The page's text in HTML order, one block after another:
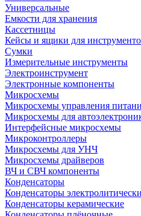
Универсальные
Емкости для хранения
Кассетницы
Кейсы и ящики для
Сумки
Измерительные инструменты
Электроинструмент
Электронные компоненты
Микросхемы
Микросхемы управления
Микросхемы для
Интерфейсные микросхемы
Микроконтроллеры
Микросхемы для УНЧ
Микросхемы драйверов
ВЧ и СВЧ компоненты
Конденсаторы
Конденсаторы
Конденсаторы керамические